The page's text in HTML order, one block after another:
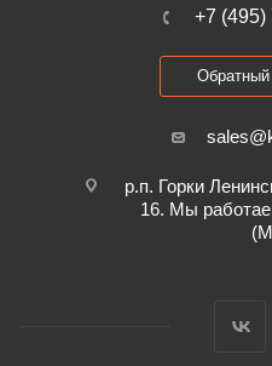
+7 (495)
Обратный
р.п. Горки
16. Мы